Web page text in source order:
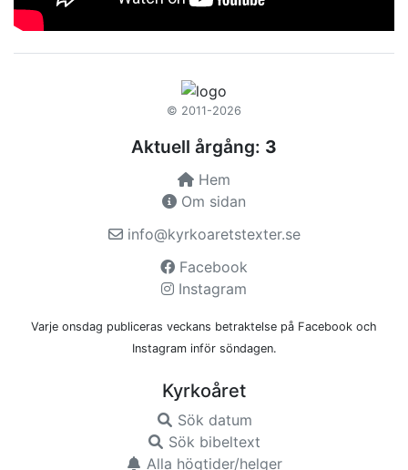
© 2011-2026
Aktuell årgång: 3
Hem
Om sidan
info@kyrkoaretstexter.se
Facebook
Instagram
Varje onsdag publiceras veckans betraktelse på Facebook och
Instagram inför söndagen.
Kyrkoåret
Sök datum
Sök bibeltext
Alla högtider/helger